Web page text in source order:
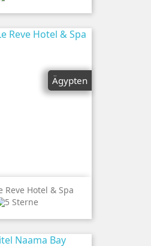
Ägypten
Reve Hotel & Spa